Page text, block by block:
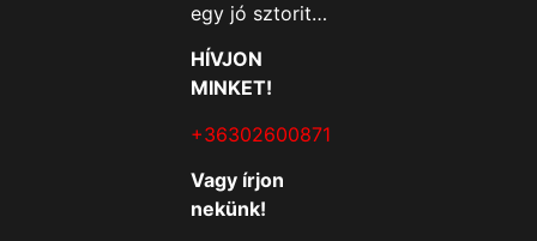
egy jó sztorit…
HÍVJON
MINKET!
+36302600871
Vagy írjon
nekünk!